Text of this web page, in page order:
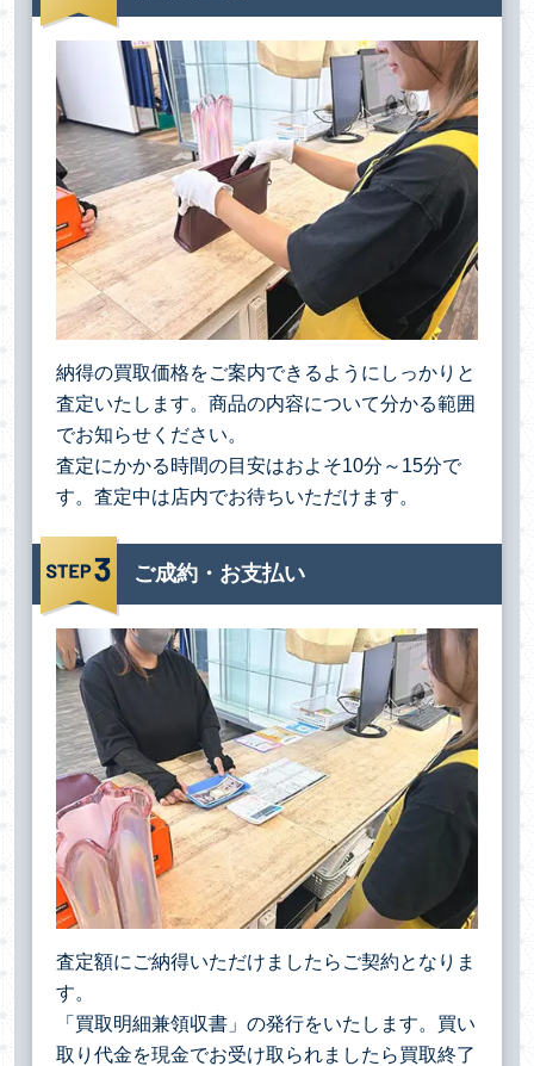
納得の買取価格をご案内できるようにしっかりと
査定いたします。商品の内容について分かる範囲
でお知らせください。
査定にかかる時間の目安はおよそ10分～15分で
す。査定中は店内でお待ちいただけます。
ご成約・お支払い
査定額にご納得いただけましたらご契約となりま
す。
「買取明細兼領収書」の発行をいたします。買い
取り代金を現金でお受け取られましたら買取終了